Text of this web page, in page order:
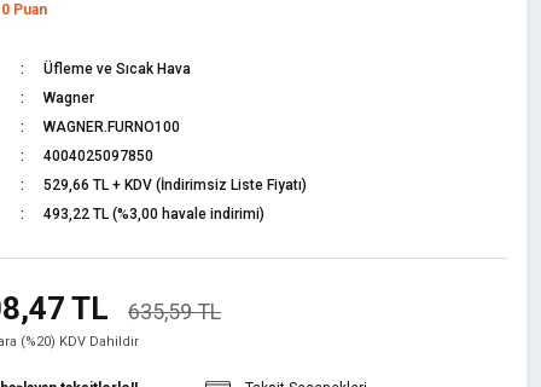
Puan
Üfleme ve Sıcak Hava
Wagner
WAGNER.FURNO100
4004025097850
529,66 TL + KDV (İndirimsiz Liste Fiyatı)
493,22 TL (%3,00 havale indirimi)
TL 635,59 TL
(%20) KDV Dahildir